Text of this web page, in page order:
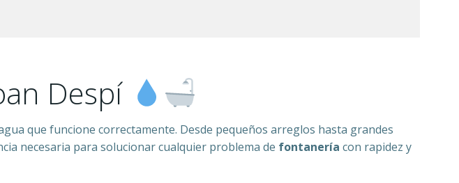
Despí
que funcione correctamente. Desde pequeños arreglos hasta grandes
necesaria para solucionar cualquier problema de fontanería con rapidez y